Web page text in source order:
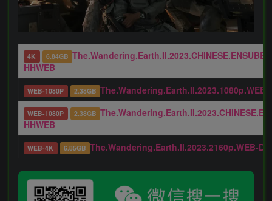
4K 6.84GB
HHWEB
WEB-1080P 2.38GB
WEB-1080P 2.38GB
HHWEB
WEB-4K 6.85GB The.Wandering.Earth.II.2023.2160p.WEB-